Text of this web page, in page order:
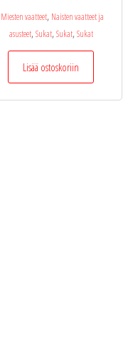
Miesten vaatteet, Naisten vaatteet ja
asusteet, Sukat, Sukat, Sukat
Lisää ostoskoriin